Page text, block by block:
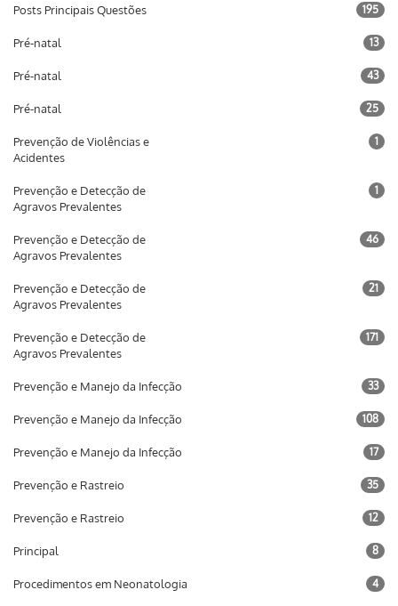
Posts Principais Questões 195
Pré-natal 13
Pré-natal 43
Pré-natal 25
Prevenção de Violências e
Acidentes
1
Prevenção e Detecção de
Agravos Prevalentes
1
Prevenção e Detecção de
Agravos Prevalentes
46
Prevenção e Detecção de
Agravos Prevalentes
21
Prevenção e Detecção de
Agravos Prevalentes
171
Prevenção e Manejo da Infecção 33
Prevenção e Manejo da Infecção 108
Prevenção e Manejo da Infecção 17
Prevenção e Rastreio 35
Prevenção e Rastreio 12
Principal 8
Procedimentos em Neonatologia 4